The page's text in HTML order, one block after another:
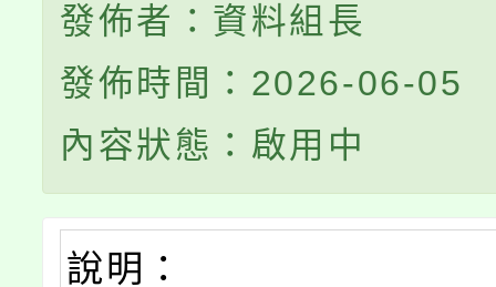
發佈者：資料組長
發佈時間：2026-06-05
內容狀態：啟用中
說明：